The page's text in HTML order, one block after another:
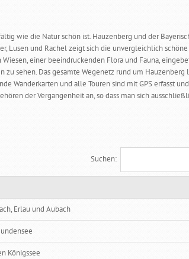
wie die Natur schön ist. Hauzenberg und der
Lusen und Rachel zeigt sich die unvergleichlich schöne
einer beeindruckenden Flora und Fauna,
sehen. Das gesamte Wegenetz rund um Hauzenberg
Wanderkarten und alle Touren sind mit GPS erfasst
der Vergangenheit an, so dass man sich
Suchen:
Erlau und Aubach
Königssee